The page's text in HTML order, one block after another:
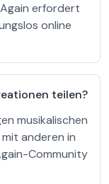
erfordert
online
teilen?
musikalischen
anderen in
Community